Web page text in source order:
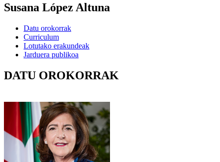
Susana López Altuna
Datu orokorrak
Curriculum
Lotutako erakundeak
Jarduera publikoa
DATU OROKORRAK